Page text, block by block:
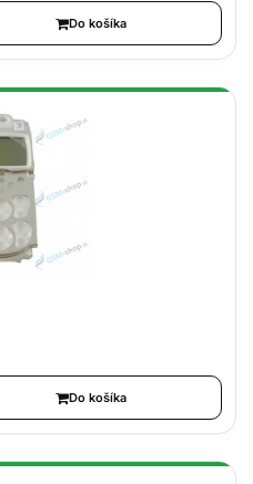
Do košíka
Do košíka